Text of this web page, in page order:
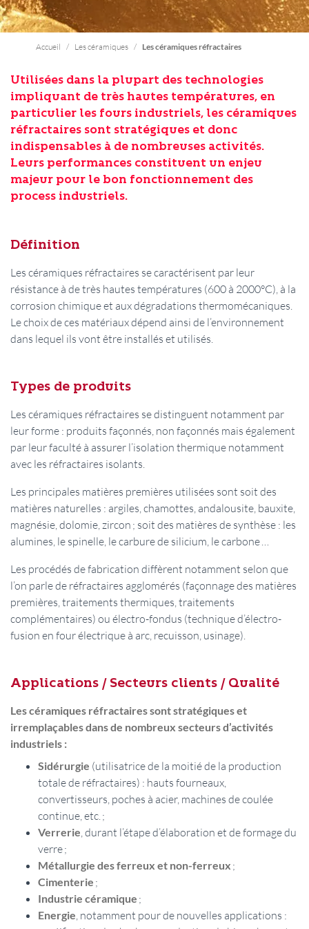
Accueil Les céramiques Les céramiques réfractaires
Utilisées dans la plupart des technologies
impliquant de très hautes températures, en
particulier les fours industriels, les céramiques
réfractaires sont stratégiques et donc
indispensables à de nombreuses activités.
Leurs performances constituent un enjeu
majeur pour le bon fonctionnement des
process industriels.
Définition
Les céramiques réfractaires se caractérisent par leur
résistance à de très hautes températures (600 à 2000°C), à la
corrosion chimique et aux dégradations thermomécaniques.
Le choix de ces matériaux dépend ainsi de l’environnement
dans lequel ils vont être installés et utilisés.
Types de produits
Les céramiques réfractaires se distinguent notamment par
leur forme : produits façonnés, non façonnés mais également
par leur faculté à assurer l’isolation thermique notamment
avec les réfractaires isolants.
Les principales matières premières utilisées sont soit des
matières naturelles : argiles, chamottes, andalousite, bauxite,
magnésie, dolomie, zircon ; soit des matières de synthèse : les
alumines, le spinelle, le carbure de silicium, le carbone …
Les procédés de fabrication diffèrent notamment selon que
l’on parle de réfractaires agglomérés (façonnage des matières
premières, traitements thermiques, traitements
complémentaires) ou électro-fondus (technique d’électro-
fusion en four électrique à arc, recuisson, usinage).
Applications / Secteurs clients / Qualité
Les céramiques réfractaires sont stratégiques et
irremplaçables dans de nombreux secteurs d’activités
industriels :
Sidérurgie (utilisatrice de la moitié de la production
totale de réfractaires) : hauts fourneaux,
convertisseurs, poches à acier, machines de coulée
continue, etc. ;
Verrerie, durant l’étape d’élaboration et de formage du
verre ;
Métallurgie des ferreux et non-ferreux ;
Cimenterie ;
Industrie céramique ;
Energie, notamment pour de nouvelles applications :